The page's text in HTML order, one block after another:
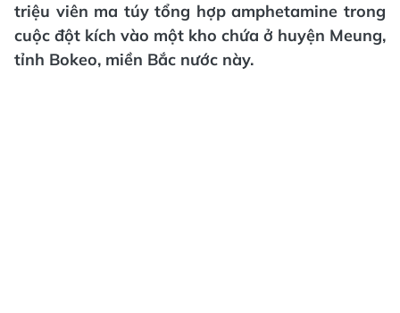
triệu viên ma túy tổng hợp amphetamine trong
cuộc đột kích vào một kho chứa ở huyện Meung,
tỉnh Bokeo, miền Bắc nước này.